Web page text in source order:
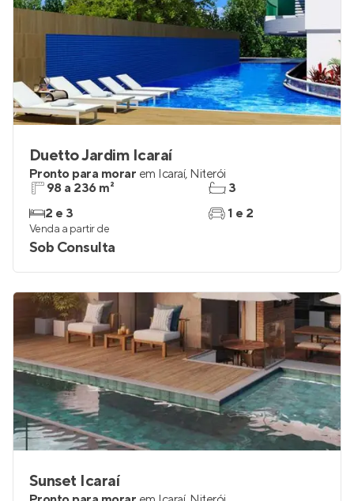
Duetto Jardim Icaraí
Pronto para morar em Icaraí, Niterói
98 a 236 m²
2 e 3
3
1 e 2
Venda a partir de
Sob Consulta
Sunset Icaraí